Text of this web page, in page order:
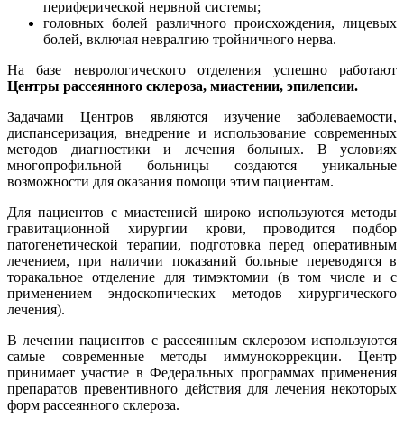
периферической нервной системы;
головных болей различного происхождения, лицевых
болей, включая невралгию тройничного нерва.
На базе неврологического отделения успешно работают
Центры рассеянного склероза, миастении, эпилепсии.
Задачами Центров являются изучение заболеваемости,
диспансеризация, внедрение и использование современных
методов диагностики и лечения больных. В условиях
многопрофильной больницы создаются уникальные
возможности для оказания помощи этим пациентам.
Для пациентов с миастенией широко используются методы
гравитационной хирургии крови, проводится подбор
патогенетической терапии, подготовка перед оперативным
лечением, при наличии показаний больные переводятся в
торакальное отделение для тимэктомии (в том числе и с
применением эндоскопических методов хирургического
лечения).
В лечении пациентов с рассеянным склерозом используются
самые современные методы иммунокоррекции. Центр
принимает участие в Федеральных программах применения
препаратов превентивного действия для лечения некоторых
форм рассеянного склероза.